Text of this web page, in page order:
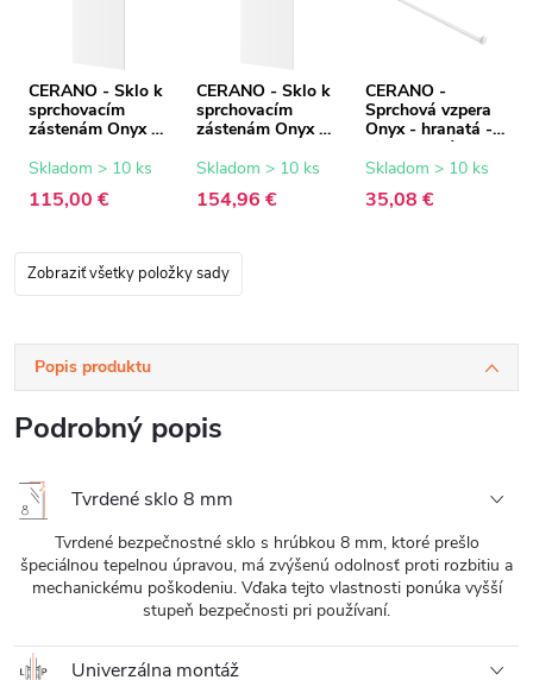
CERANO - Sklo k
sprchovacím
zástenám Onyx -
transparentné
Skladom > 10 ks
115,00 €
CERANO - Sklo k
sprchovacím
zástenám Onyx -
transparentné
cm
Skladom > 10 ks
154,96 €
CERANO -
Sprchová vzpera
Onyx - hranatá -
biela matná - 150
cm
Skladom > 10 ks
35,08 €
Zobraziť všetky položky sady
Popis produktu
Podrobný popis
Tvrdené sklo 8 mm
Tvrdené bezpečnostné sklo s hrúbkou 8 mm, ktoré prešlo
špeciálnou tepelnou úpravou, má zvýšenú odolnosť proti rozbitiu a
mechanickému poškodeniu. Vďaka tejto vlastnosti ponúka vyšší
stupeň bezpečnosti pri používaní.
Univerzálna montáž